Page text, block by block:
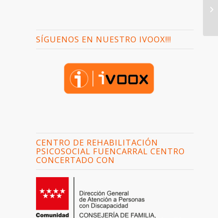
SÍGUENOS EN NUESTRO IVOOX!!!
CENTRO DE REHABILITACIÓN
PSICOSOCIAL FUENCARRAL CENTRO
CONCERTADO CON